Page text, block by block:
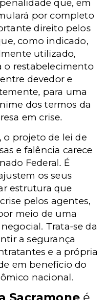
que, em
por completo
direito pelos
como indicado,
utilizado,
o restabelecimento
devedor e
para uma
dos termos da
em crise.
o projeto de lei de
e falência carece
Federal. É
os seus
estrutura que
pelos agentes,
meio de uma
Trata-se da
a segurança
e a própria
em benefício do
nacional.
Sacramone é